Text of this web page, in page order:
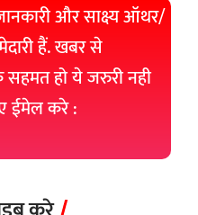
और साक्ष्य ऑथर/
हैं. खबर से
सहमत हो ये जरुरी नही
ईमेल करे :